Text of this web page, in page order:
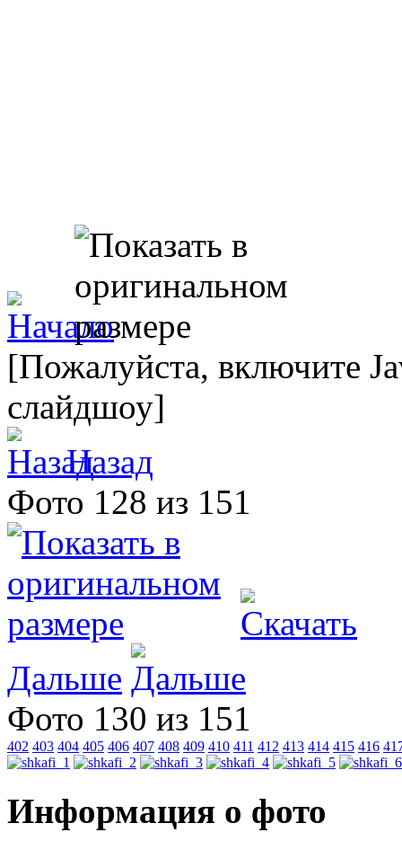
[Пожалуйста, включите
слайдшоу]
Назад
Фото 128 из 151
Дальше
Фото 130 из 151
402 403 404 405 406 407 408 409 410 411 412 413 414 415 416
Информация о фото